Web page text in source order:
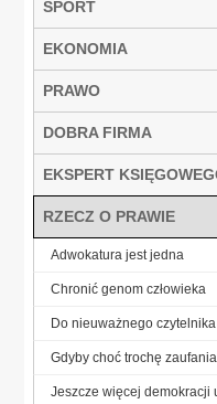
SPORT
EKONOMIA
PRAWO
DOBRA FIRMA
EKSPERT
RZECZ O PRAWIE
Adwokatura jest jedna
Chronić genom człowieka
Do nieuważnego czytelnika
Gdyby choć trochę
Jeszcze więcej demokracji